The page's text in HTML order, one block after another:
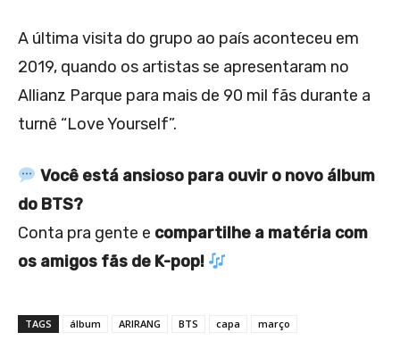
A última visita do grupo ao país aconteceu em
2019, quando os artistas se apresentaram no
Allianz Parque para mais de 90 mil fãs durante a
turnê “Love Yourself”.
Você está ansioso para ouvir o novo álbum
do BTS?
Conta pra gente e compartilhe a matéria com
os amigos fãs de K-pop!
TAGS álbum ARIRANG BTS capa março